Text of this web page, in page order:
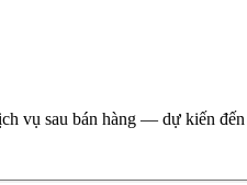
vụ sau bán hàng — dự kiến